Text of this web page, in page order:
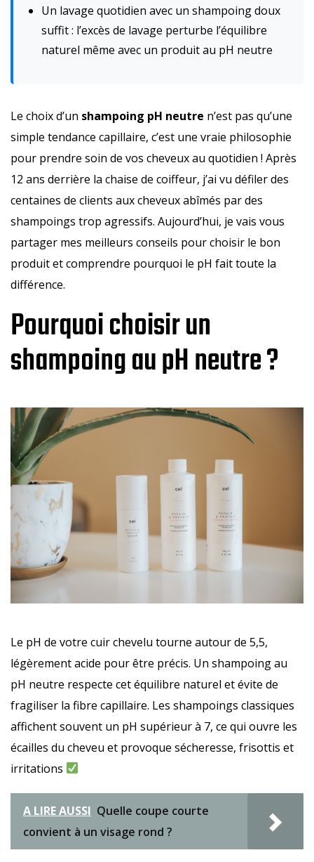
Un lavage quotidien avec un shampoing doux
suffit : l’excès de lavage perturbe l’équilibre
naturel même avec un produit au pH neutre
Le choix d’un shampoing pH neutre n’est pas qu’une
simple tendance capillaire, c’est une vraie philosophie
pour prendre soin de vos cheveux au quotidien ! Après
12 ans derrière la chaise de coiffeur, j’ai vu défiler des
centaines de clients aux cheveux abîmés par des
shampoings trop agressifs. Aujourd’hui, je vais vous
partager mes meilleurs conseils pour choisir le bon
produit et comprendre pourquoi le pH fait toute la
différence.
Pourquoi choisir un
shampoing au pH neutre ?
Le pH de votre cuir chevelu tourne autour de 5,5,
légèrement acide pour être précis. Un shampoing au
pH neutre respecte cet équilibre naturel et évite de
fragiliser la fibre capillaire. Les shampoings classiques
affichent souvent un pH supérieur à 7, ce qui ouvre les
écailles du cheveu et provoque sécheresse, frisottis et
irritations
A LIRE AUSSI Quelle coupe courte
convient à un visage rond ?